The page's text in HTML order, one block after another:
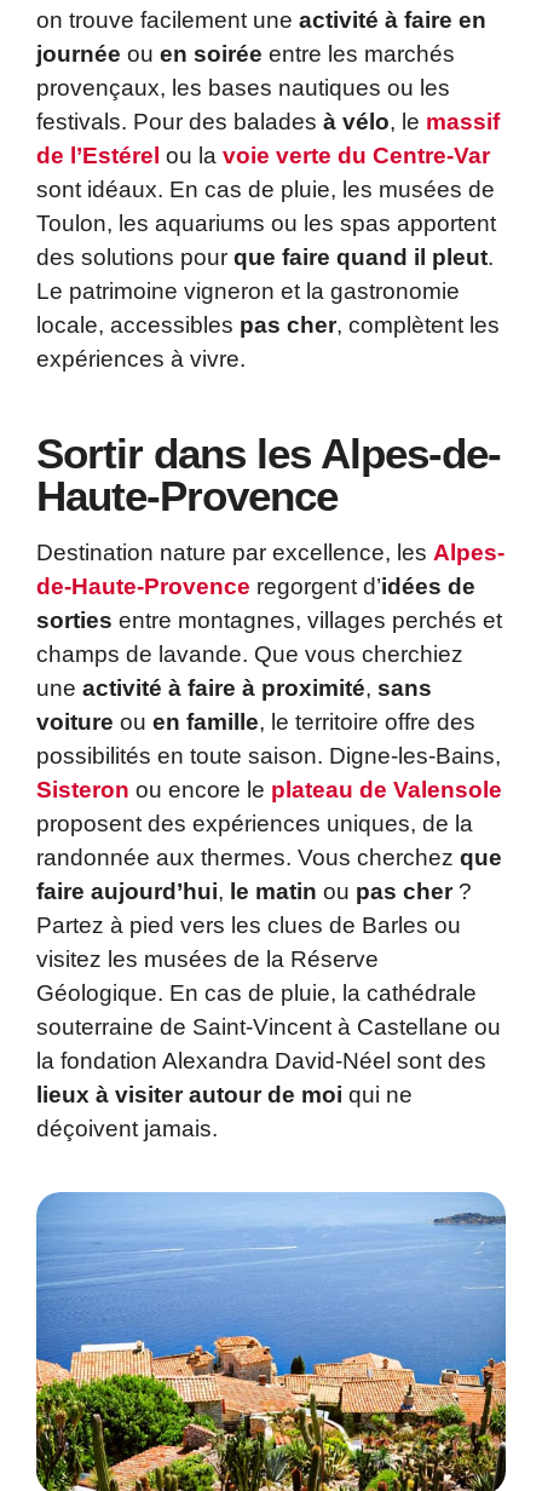
on trouve facilement une activité à faire en
journée ou en soirée entre les marchés
provençaux, les bases nautiques ou les
festivals. Pour des balades à vélo, le massif
de l’Estérel ou la voie verte du Centre-Var
sont idéaux. En cas de pluie, les musées de
Toulon, les aquariums ou les spas apportent
des solutions pour que faire quand il pleut.
Le patrimoine vigneron et la gastronomie
locale, accessibles pas cher, complètent les
expériences à vivre.
Sortir dans les Alpes-de-
Haute-Provence
Destination nature par excellence, les Alpes-
de-Haute-Provence regorgent d’idées de
sorties entre montagnes, villages perchés et
champs de lavande. Que vous cherchiez
une activité à faire à proximité, sans
voiture ou en famille, le territoire offre des
possibilités en toute saison. Digne-les-Bains,
Sisteron ou encore le plateau de Valensole
proposent des expériences uniques, de la
randonnée aux thermes. Vous cherchez que
faire aujourd’hui, le matin ou pas cher?
Partez à pied vers les clues de Barles ou
visitez les musées de la Réserve
Géologique. En cas de pluie, la cathédrale
souterraine de Saint-Vincent à Castellane ou
la fondation Alexandra David-Néel sont des
lieux à visiter autour de moi qui ne
déçoivent jamais.